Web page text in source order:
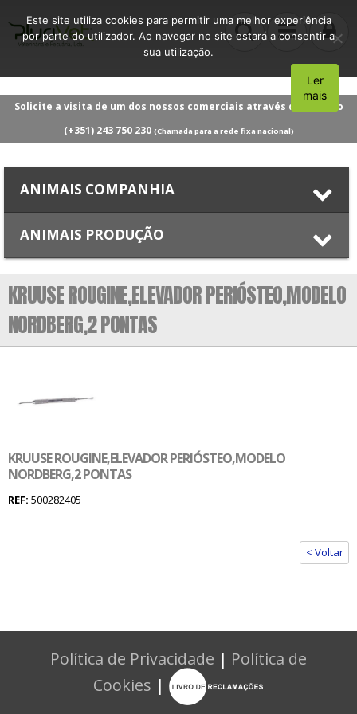
Solicite a visita de um dos nossos comerciais através do número
(+351) 243 750 230 (Chamada para a rede fixa nacional)
ANIMAIS COMPANHIA
ANIMAIS PRODUÇÃO
KRUUSE ROUGINE,ELEVADOR PERIÓSTEO,MODELO
NORDBERG,2 PONTAS
KRUUSE ROUGINE,ELEVADOR PERIÓSTEO,MODELO
NORDBERG,2 PONTAS
REF: 500282405
< Voltar
Política de Privacidade | Política de
Cookies |
Este site utiliza cookies para permitir uma melhor experiência
por parte do utilizador. Ao navegar no site estará a consentir a
sua utilização.
Aceito
Ler
mais